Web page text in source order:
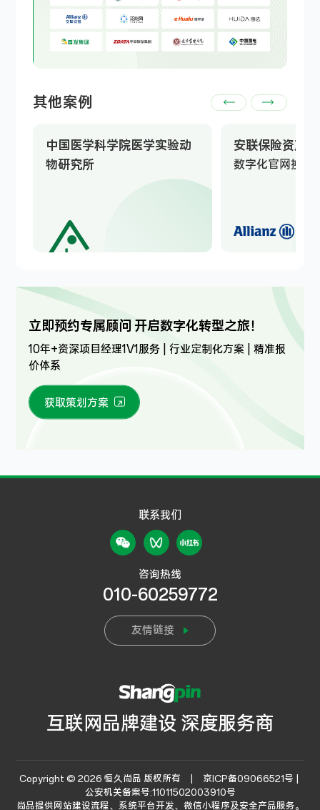
其他案例
中国医学科学院医学实验动
物研究所
安联保险资产
数字化官网换新
立即预约专属顾问 开启数字化转型之旅！
10年+资深项目经理1V1服务 | 行业定制化方案 | 精准报
价体系
获取策划方案
联系我们
咨询热线
010-60259772
友情链接
互联网品牌建设 深度服务商
Copyright © 2026 恒久尚品 版权所有 | 京ICP备09066521号 |
公安机关备案号:11011502003910号
尚品提供网站建设流程、系统平台开发、微信小程序及安全产品服务。